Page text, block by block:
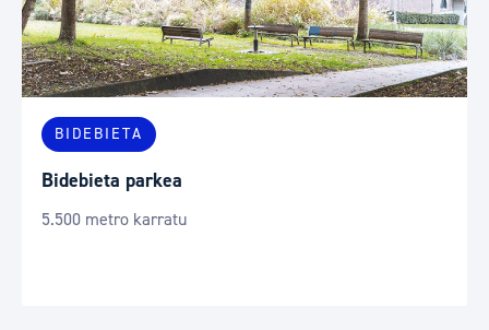
BIDEBIETA
Bidebieta parkea
5.500 metro karratu